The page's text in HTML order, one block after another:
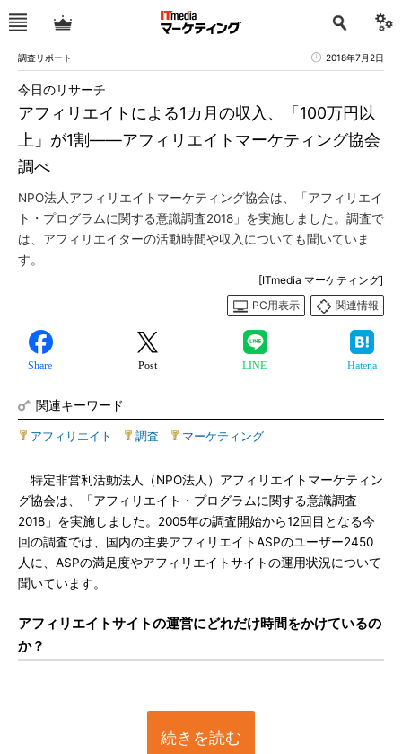
調査リポート 2018年7月2日
アフィリエイトによる1カ月の収入、「100万円以
上」が1割――アフィリエイトマーケティング協会
調べ
今日のリサーチ
NPO法人アフィリエイトマーケティング協会は、「アフィリエイ
ト・プログラムに関する意識調査2018」を実施しました。調査で
は、アフィリエイターの活動時間や収入についても聞いていま
す。
[ITmedia マーケティング]
PC用表示
関連情報
Share Post LINE Hatena
関連キーワード
アフィリエイト 調査 マーケティング
特定非営利活動法人（NPO法人）アフィリエイトマーケティン
グ協会は、「アフィリエイト・プログラムに関する意識調査
2018」を実施しました。2005年の調査開始から12回目となる今
回の調査では、国内の主要アフィリエイトASPのユーザー2450
人に、ASPの満足度やアフィリエイトサイトの運用状況について
聞いています。
アフィリエイトサイトの運営にどれだけ時間をかけているの
か？
続きを読む